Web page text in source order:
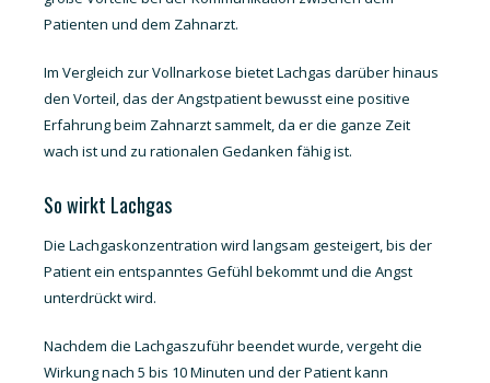
Patienten und dem Zahnarzt.
Im Vergleich zur Vollnarkose bietet Lachgas darüber hinaus
den Vorteil, das der Angstpatient bewusst eine positive
Erfahrung beim Zahnarzt sammelt, da er die ganze Zeit
wach ist und zu rationalen Gedanken fähig ist.
So wirkt Lachgas
Die Lachgaskonzentration wird langsam gesteigert, bis der
Patient ein entspanntes Gefühl bekommt und die Angst
unterdrückt wird.
Nachdem die Lachgaszuführ beendet wurde, vergeht die
Wirkung nach 5 bis 10 Minuten und der Patient kann